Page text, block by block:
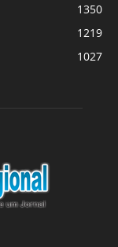
1350
1219
1027